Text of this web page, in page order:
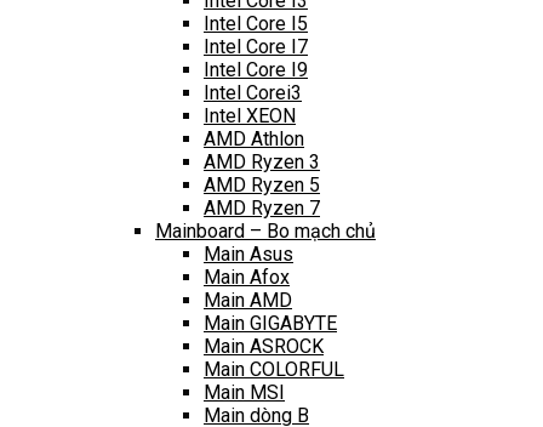
Intel Core I5
Intel Core I7
Intel Core I9
Intel Corei3
Intel XEON
AMD Athlon
AMD Ryzen 3
AMD Ryzen 5
AMD Ryzen 7
Mainboard – Bo mạch chủ
Main Asus
Main Afox
Main AMD
Main GIGABYTE
Main ASROCK
Main COLORFUL
Main MSI
Main dòng B